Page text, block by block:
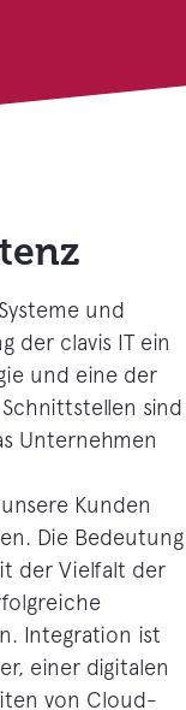
und
der clavis IT ein
und eine der
sind
Unternehmen
Kunden
Die Bedeutung
der Vielfalt der
Integration ist
einer digitalen
von Cloud-